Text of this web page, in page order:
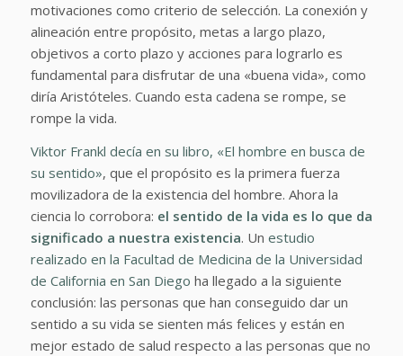
motivaciones como criterio de selección. La conexión y
alineación entre propósito, metas a largo plazo,
objetivos a corto plazo y acciones para lograrlo es
fundamental para disfrutar de una «buena vida», como
diría Aristóteles. Cuando esta cadena se rompe, se
rompe la vida.
Viktor Frankl decía en su libro, «El hombre en busca de
su sentido», que el propósito es la primera fuerza
movilizadora de la existencia del hombre. Ahora la
ciencia lo corrobora: el sentido de la vida es lo que da
significado a nuestra existencia. Un estudio
realizado en la Facultad de Medicina de la Universidad
de California en San Diego ha llegado a la siguiente
conclusión: las personas que han conseguido dar un
sentido a su vida se sienten más felices y están en
mejor estado de salud respecto a las personas que no